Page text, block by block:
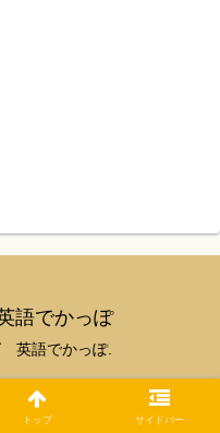
語でかっぽ
英語でかっぽ.
トップ サイドバー